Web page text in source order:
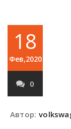
18
Фев,2020
0
Автор: